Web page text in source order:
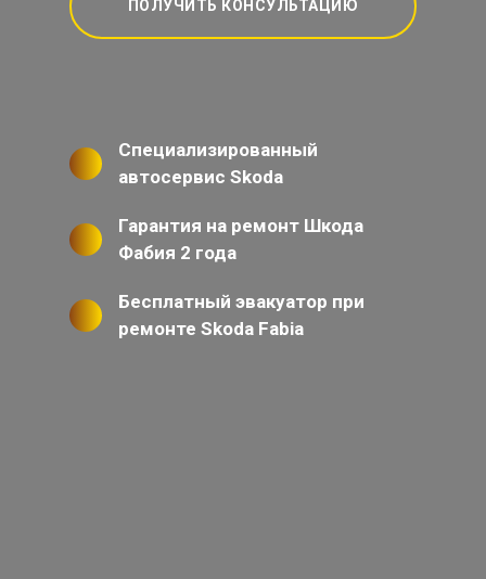
ПОЛУЧИТЬ КОНСУЛЬТАЦИЮ
Специализированный
автосервис Skoda
Гарантия на ремонт Шкода
Фабия 2 года
Бесплатный эвакуатор при
ремонте Skoda Fabia